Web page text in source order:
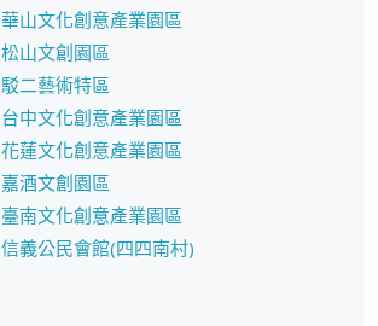
華山文化創意產業園區
松山文創園區
駁二藝術特區
台中文化創意產業園區
花蓮文化創意產業園區
嘉酒文創園區
臺南文化創意產業園區
信義公民會館(四四南村)